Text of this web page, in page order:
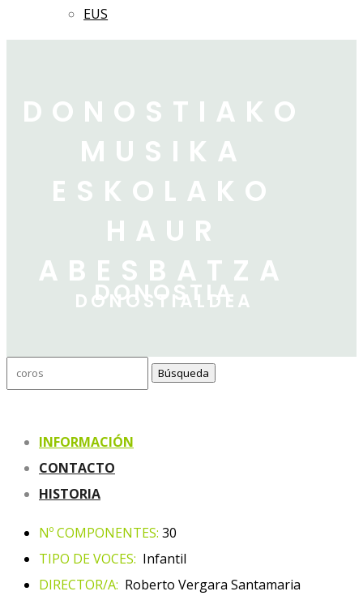
EUS
DONOSTIAKO
MUSIKA
ESKOLAKO
HAUR
ABESBATZA
DONOSTIA
DONOSTIALDEA
Buscar:
INFORMACIÓN
CONTACTO
HISTORIA
Nº COMPONENTES: 30
TIPO DE VOCES: Infantil
DIRECTOR/A: Roberto Vergara Santamaria